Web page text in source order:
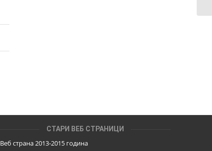
СТАРИ ВЕБ СТРАНИЦИ
Веб страна 2013-2015 година